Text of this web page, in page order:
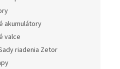
akumulátory
valce
riadenia Zetor